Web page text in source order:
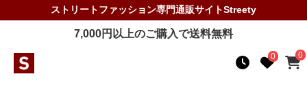
ストリートファッション専門通販サイトStreety
7,000円以上のご購入で送料無料
0 0